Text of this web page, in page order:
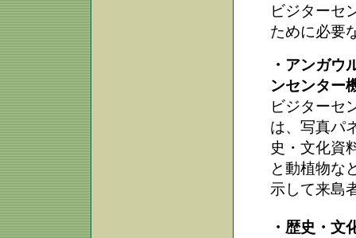
ビジターセ
ために必要
・アンガウ
ンセンター
ビジターセ
は、写真パ
史・文化資
と動植物な
示して来島
・歴史・文